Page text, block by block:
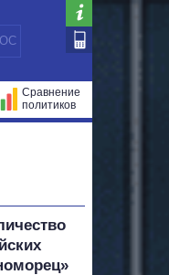
Сравнение
политиков